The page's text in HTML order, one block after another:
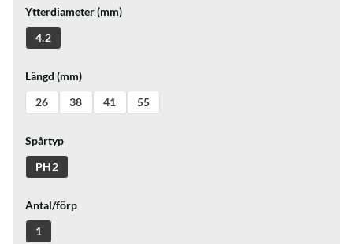
Ytterdiameter (mm)
4.2
Längd (mm)
26
38 41 55
Spårtyp
PH2
Antal/förp
1